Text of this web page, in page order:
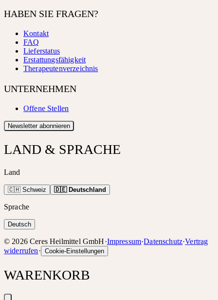
HABEN SIE FRAGEN?
Kontakt
FAQ
Lieferstatus
Erstattungsfähigkeit
Therapeutenverzeichnis
UNTERNEHMEN
Offene Stellen
Newsletter abonnieren
LAND & SPRACHE
Land
🇨🇭 Schweiz 🇩🇪 Deutschland
Sprache
Deutsch
© 2026 Ceres Heilmittel GmbH·Impressum·Datenschutz·Vertrag
widerrufen· Cookie-Einstellungen
WARENKORB